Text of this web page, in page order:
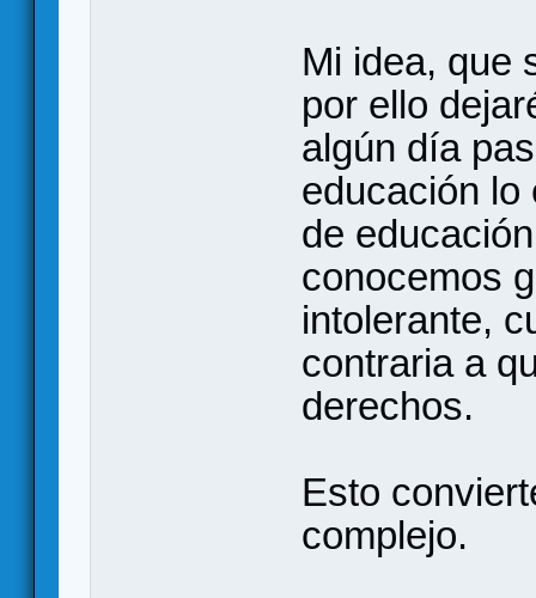
Mi idea, que
por ello
algún día
educación lo
de
conocemos
intolerante,
contraria a
derechos.
Esto
complejo.